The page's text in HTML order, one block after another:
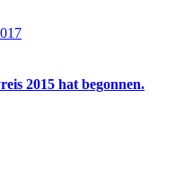
2015 hat begonnen.